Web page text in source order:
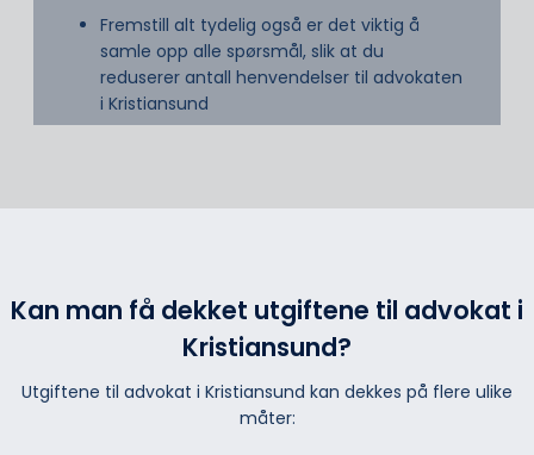
Fremstill alt tydelig også er det viktig å
samle opp alle spørsmål, slik at du
reduserer antall henvendelser til advokaten
i Kristiansund
Kan man få dekket utgiftene til advokat i
Kristiansund?
Utgiftene til advokat i Kristiansund kan dekkes på flere ulike
måter: